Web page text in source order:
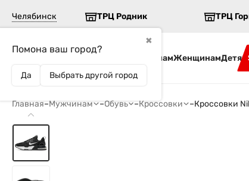
Челябинск
✖
Помона ваш город?
Да Выбрать другой город
ТРЦ Родник ТРЦ
МужчинамЖенщинамДетям
Главная–Мужчинам –Обувь –Кроссовки –Кроссовки